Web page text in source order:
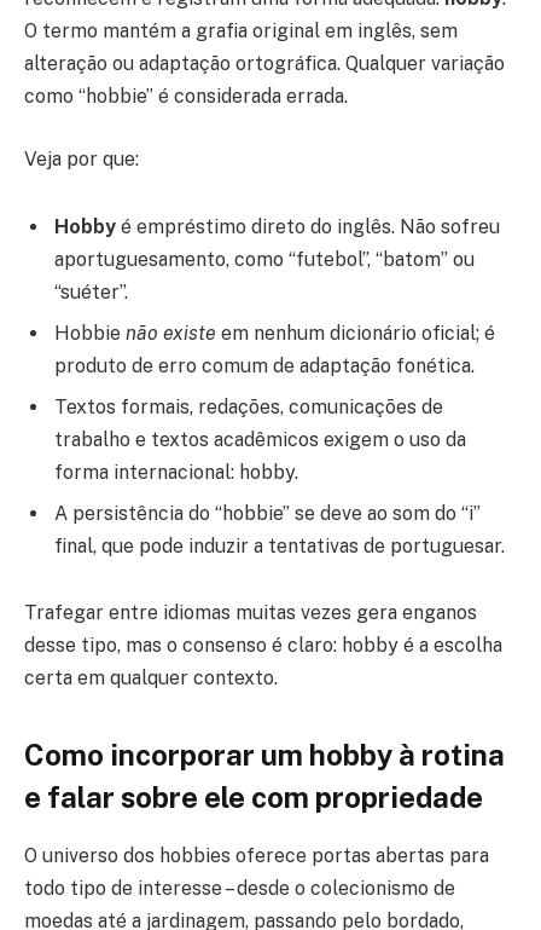
O termo mantém a grafia original em inglês, sem
alteração ou adaptação ortográfica. Qualquer variação
como “hobbie” é considerada errada.
Veja por que:
Hobby é empréstimo direto do inglês. Não sofreu
aportuguesamento, como “futebol”, “batom” ou
“suéter”.
Hobbie não existe em nenhum dicionário oficial; é
produto de erro comum de adaptação fonética.
Textos formais, redações, comunicações de
trabalho e textos acadêmicos exigem o uso da
forma internacional: hobby.
A persistência do “hobbie” se deve ao som do “i”
final, que pode induzir a tentativas de portuguesar.
Trafegar entre idiomas muitas vezes gera enganos
desse tipo, mas o consenso é claro: hobby é a escolha
certa em qualquer contexto.
Como incorporar um hobby à rotina
e falar sobre ele com propriedade
O universo dos hobbies oferece portas abertas para
todo tipo de interesse – desde o colecionismo de
moedas até a jardinagem, passando pelo bordado,